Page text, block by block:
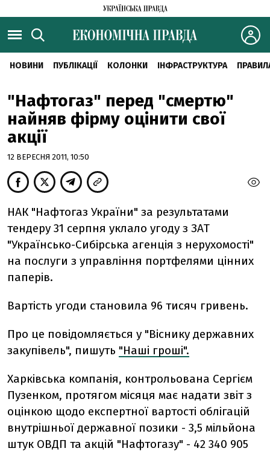
НОВИНИ ПУБЛІКАЦІЇ КОЛОНКИ ІНФРАСТРУКТУРА
"Нафтогаз" перед "смертю"
найняв фірму оцінити свої
акції
12 ВЕРЕСНЯ 2011, 10:50
НАК "Нафтогаз України" за результатами
тендеру 31 серпня уклало угоду з ЗАТ
"Українсько-Сибірська агенція з нерухомості"
на послуги з управління портфелями цінних
паперів.
Вартість угоди становила 96 тисяч гривень.
Про це повідомляється у "Віснику державних
закупівель", пишуть "Наші гроші".
Харківська компанія, контрольована Сергієм
Пузенком, протягом місяця має надати звіт з
оцінкою щодо експертної вартості облігацій
внутрішньої державної позики - 3,5 мільйона
штук ОВДП та акцій "Нафтогазу" - 42 340 905